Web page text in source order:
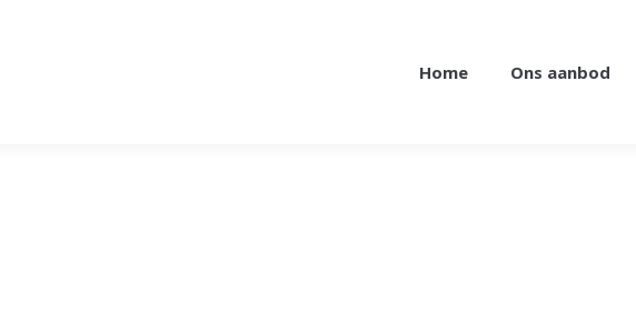
Home Ons aanbod